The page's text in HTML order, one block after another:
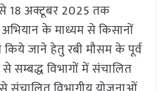
18 अक्टूबर 2025 तक
के माध्यम से किसानों
किये जाने हेतु रबी मौसम के पूर्व
सम्बद्ध विभागों में संचालित